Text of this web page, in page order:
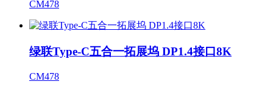
CM478
绿联Type-C五合一拓展坞 DP1.4接口8K
CM478